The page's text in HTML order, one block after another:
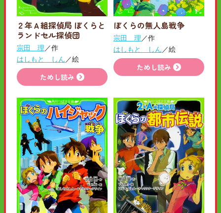
２年Ａ組探偵局 ぼくらと
ランドセル探偵団
宗田 理 ／作
はしもと しん ／絵
ためし読み
ぼくらの無人島戦争
宗田 理 ／作
はしもと しん ／絵
ためし読み